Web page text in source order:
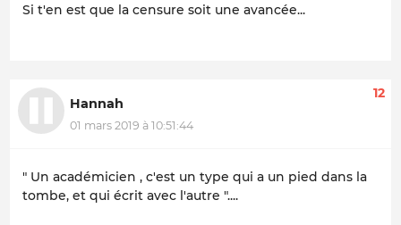
Si t'en est que la censure soit une avancée...
Hannah
01 mars 2019 à 10:51:44
12
" Un académicien , c'est un type qui a un pied dans la
tombe, et qui écrit avec l'autre "....